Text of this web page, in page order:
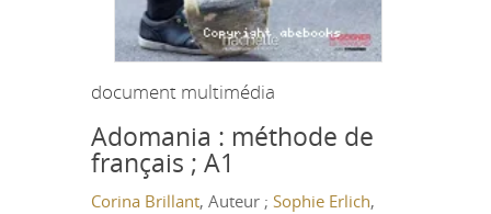
document multimédia
Adomania : méthode de
français ; A1
Corina Brillant, Auteur ; Sophie Erlich,